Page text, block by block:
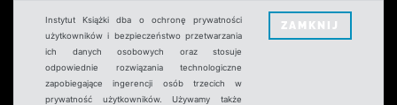
Instytut Książki dba o ochronę prywatności
użytkowników i bezpieczeństwo przetwarzania
ich danych osobowych oraz stosuje
odpowiednie rozwiązania technologiczne
zapobiegające ingerencji osób trzecich w
prywatność użytkowników. Używamy także
ZAMKNIJ